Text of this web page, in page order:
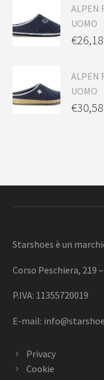
ALPEN
UOMO
€26,18
ALPEN
UOMO
€30,58
Starshoes è un
Corso Peschiera, 219
P.IVA: 11355720019
E-mail:
Privacy
Cookie